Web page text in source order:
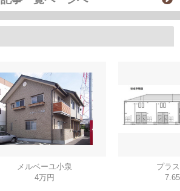
メルベーユ小泉
4万円
プラ